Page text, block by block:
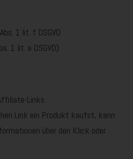
1 lit. f DSGVO
1 lit. a DSGVO)
Links.
Link ein Produkt kaufst, kann
über den Klick oder